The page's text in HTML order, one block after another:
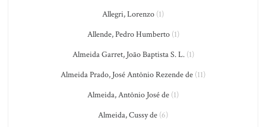
Allegri, Lorenzo (1)
Allende, Pedro Humberto(1)
Almeida Garret, João Baptista S. L.(1)
Almeida Prado, José Antônio Rezende de (11)
Almeida, Antônio José de (1)
Almeida, Cussy de (6)